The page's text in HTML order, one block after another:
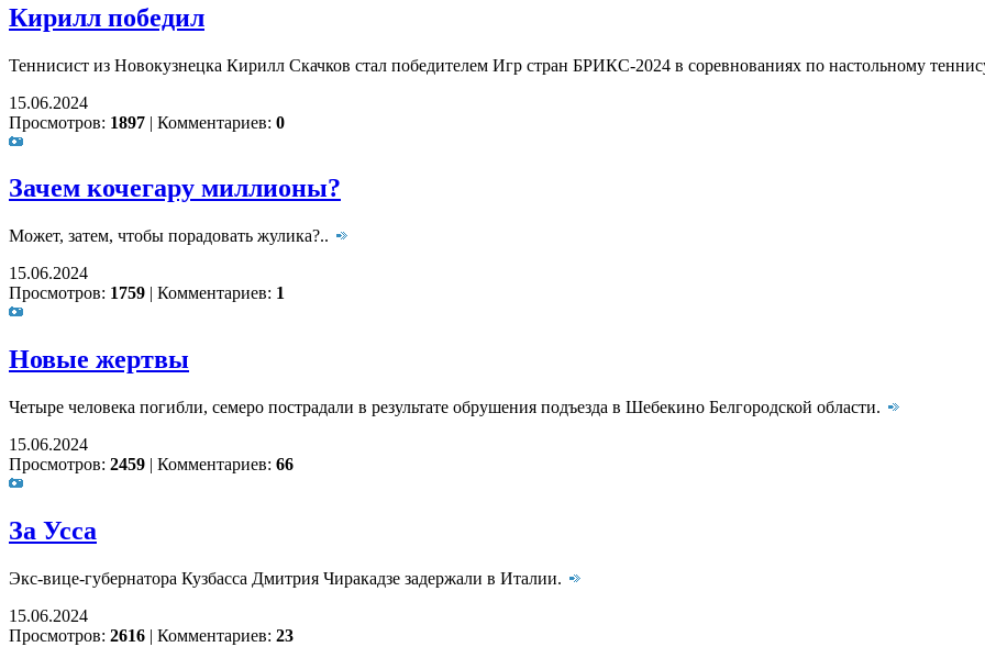
Кирилл победил
Теннисист из Новокузнецка Кирилл Скачков стал победителем Игр стран БРИКС-2024 в соревнованиях по настольному
15.06.2024
Просмотров: 1897 | Комментариев: 0
Зачем кочегару миллионы?
Может, затем, чтобы порадовать жулика?..
15.06.2024
Просмотров: 1759 | Комментариев: 1
Новые жертвы
Четыре человека погибли, семеро пострадали в результате обрушения подъезда в Шебекино Белгородской области.
15.06.2024
Просмотров: 2459 | Комментариев: 66
За Усса
Экс-вице-губернатора Кузбасса Дмитрия Чиракадзе задержали в Италии.
15.06.2024
Просмотров: 2616 | Комментариев: 23